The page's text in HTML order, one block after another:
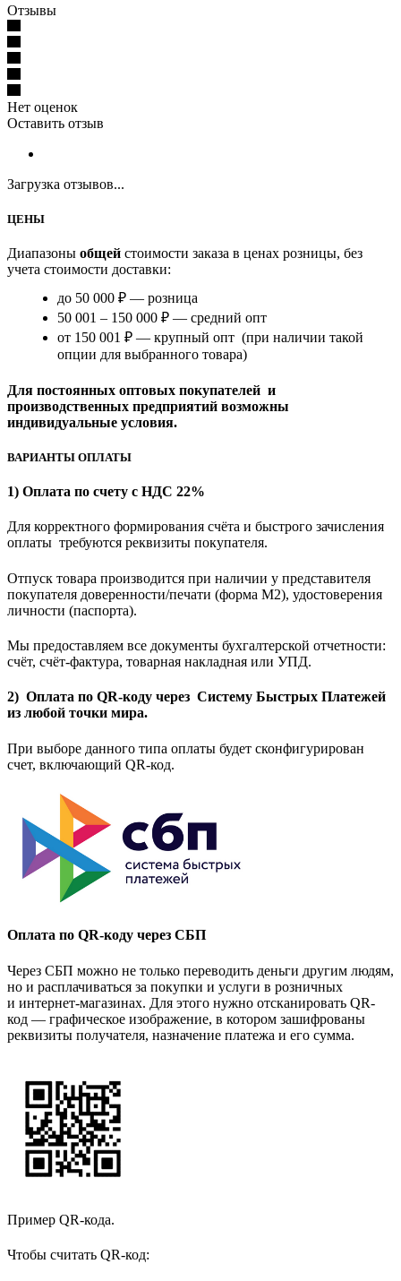
Отзывы
Нет оценок
Оставить отзыв
Загрузка отзывов...
ЦЕНЫ
Диапазоны общей стоимости заказа в ценах розницы, без
учета стоимости доставки:
до 50 000 ₽ — розница
50 001 – 150 000 ₽ — средний опт
от 150 001 ₽ — крупный опт (при наличии такой
опции для выбранного товара)
Для постоянных оптовых покупателей и
производственных предприятий возможны
индивидуальные условия.
ВАРИАНТЫ ОПЛАТЫ
1) Оплата по счету с НДС 22%
Для корректного формирования счёта и быстрого зачисления
оплаты требуются реквизиты покупателя.
Отпуск товара производится при наличии у представителя
покупателя доверенности/печати (форма M2), удостоверения
личности (паспорта).
Мы предоставляем все документы бухгалтерской отчетности:
счёт, счёт-фактура, товарная накладная или УПД.
2) Оплата по QR-коду через Систему Быстрых Платежей
из любой точки мира.
При выборе данного типа оплаты будет сконфигурирован
счет, включающий QR-код.
Оплата по QR-коду через СБП
Через СБП можно не только переводить деньги другим людям,
но и расплачиваться за покупки и услуги в розничных
и интернет-магазинах. Для этого нужно отсканировать QR-
код — графическое изображение, в котором зашифрованы
реквизиты получателя, назначение платежа и его сумма.
Пример QR-кода.
Чтобы считать QR-код: